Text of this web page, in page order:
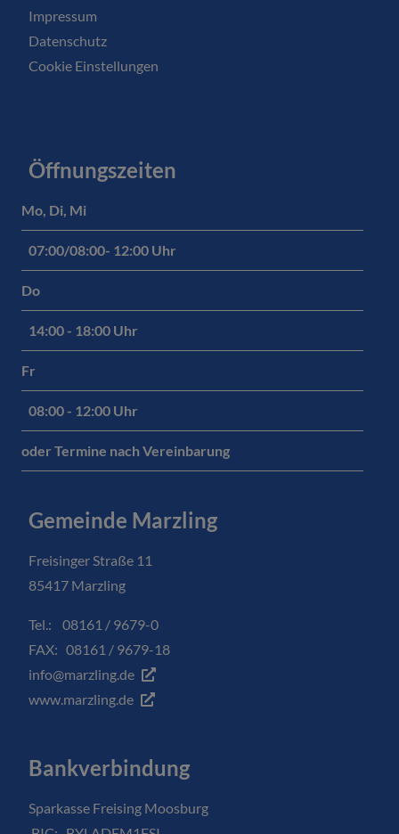
Impressum
Datenschutz
Cookie Einstellungen
Öffnungszeiten
Mo, Di, Mi
07:00/08:00- 12:00 Uhr
Do
14:00 - 18:00 Uhr
Fr
08:00 - 12:00 Uhr
oder Termine nach Vereinbarung
Gemeinde Marzling
Freisinger Straße 11
85417 Marzling
Tel.: 08161 / 9679-0
FAX: 08161 / 9679-18
info@marzling.de
www.marzling.de
Bankverbindung
Sparkasse Freising Moosburg